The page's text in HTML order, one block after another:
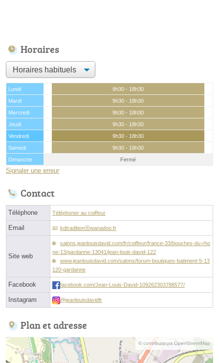
Horaires
Lundi
9h30 - 18h30
Mardi
9h30 - 18h30
Mercredi
9h30 - 18h30
Jeudi
9h30 - 18h30
Vendredi
9h30 - 18h30
Samedi
9h30 - 18h30
Dimanche
Fermé
Signaler une erreur
Contact
Téléphone Téléphoner au coiffeur
Email kdtraditionⓐwanadoo.fr
Site web
salons.jeanlouisdavid.com/fr/coiffeur/france-33/bouches-du-rho
ne-13/gardanne-13041/jean-louis-david-122
www.jeanlouisdavid.com/salons/forum-boutiques-batiment-5-13
120-gardanne
Facebook facebook.com/Jean-Louis-David-109262303788577/
Instagram @jeanlouisdavidfr
Plan et adresse
© contributeurs OpenStreetMap